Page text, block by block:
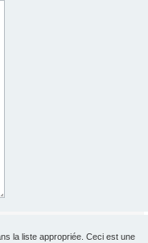
la liste appropriée. Ceci est une